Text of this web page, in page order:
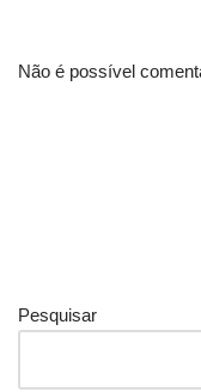
Não é possível
Pesquisar